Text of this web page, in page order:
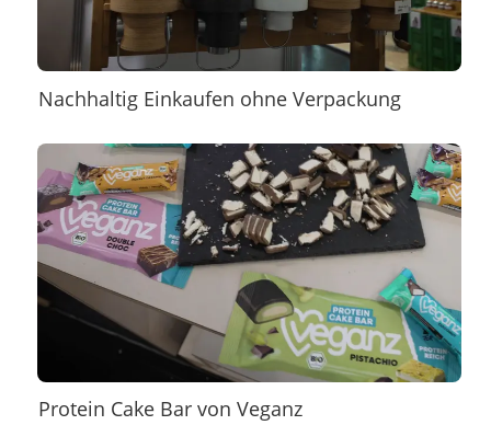
Nachhaltig Einkaufen ohne Verpackung
Protein Cake Bar von Veganz